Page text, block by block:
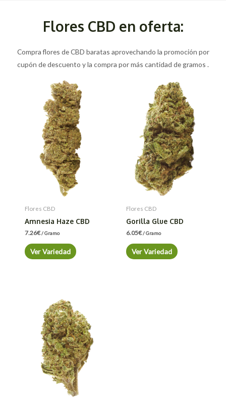
Flores CBD en oferta:
Compra flores de CBD baratas aprovechando la promoción por
cupón de descuento y la compra por más cantidad de gramos .
Flores CBD
Amnesia Haze CBD
7.26€/ Gramo
Ver Variedad
Flores CBD
Gorilla Glue CBD
6.05€/ Gramo
Ver Variedad